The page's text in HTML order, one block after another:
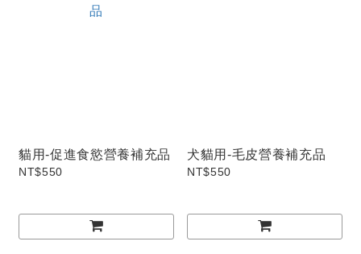
貓用-促進食慾營養補充品
NT$550
犬貓用-毛皮營養補充品
NT$550